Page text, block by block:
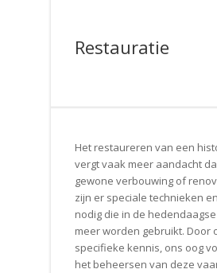
Restauratie
Het restaureren van een
vergt vaak meer aandacht
gewone verbouwing of
zijn er speciale technieken
nodig die in de
meer worden gebruikt. Door
specifieke kennis, ons oog
het beheersen van deze